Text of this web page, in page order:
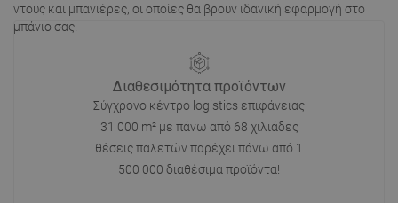
ντους και μπανιέρες, οι οποίες θα βρουν ιδανική εφαρμογή στο
μπάνιο σας!
Διαθεσιμότητα προϊόντων
Σύγχρονο κέντρο logistics επιφάνειας
31 000 m² με πάνω από 68 χιλιάδες
θέσεις παλετών παρέχει πάνω από 1
500 000 διαθέσιμα προϊόντα!